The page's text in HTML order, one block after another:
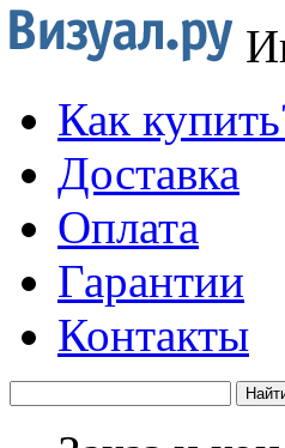
Как
Доставка
Оплата
Гарантии
Контакты